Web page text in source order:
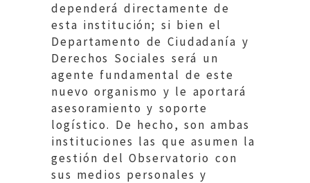
dependerá directamente de
esta institución; si bien el
Departamento de Ciudadanía y
Derechos Sociales será un
agente fundamental de este
nuevo organismo y le aportará
asesoramiento y soporte
logístico. De hecho, son ambas
instituciones las que asumen la
gestión del Observatorio con
sus medios personales y